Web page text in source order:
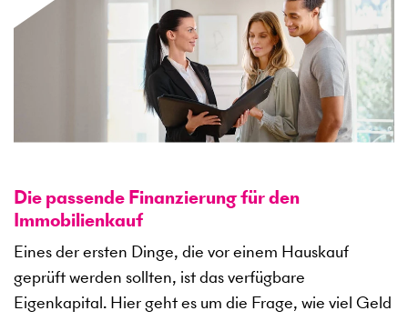
Die passende Finanzierung für den
Immobilienkauf
Eines der ersten Dinge, die vor einem Hauskauf
geprüft werden sollten, ist das verfügbare
Eigenkapital. Hier geht es um die Frage, wie viel Geld